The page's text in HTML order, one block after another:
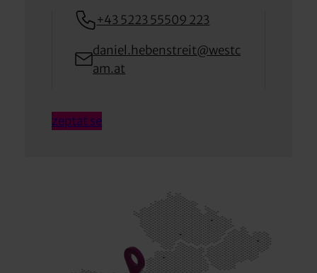
+43 5223 55509 223
daniel.hebenstreit@westc
am.at
zeptat se